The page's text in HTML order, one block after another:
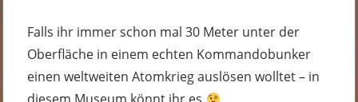
Falls ihr immer schon mal 30 Meter unter der
Oberfläche in einem echten Kommandobunker
einen weltweiten Atomkrieg auslösen wolltet – in